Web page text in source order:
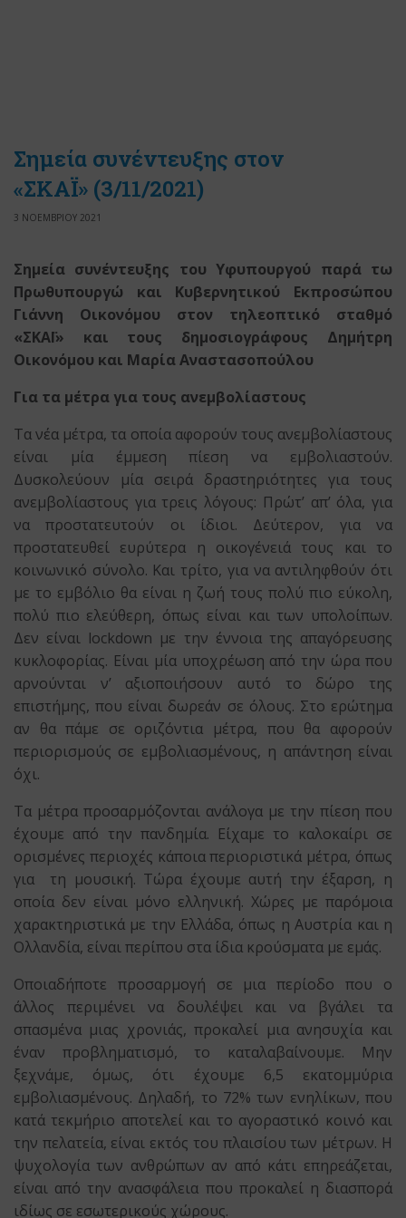
Σημεία συνέντευξης στον
«ΣΚΑΪ» (3/11/2021)
3 ΝΟΕΜΒΡΙΟΥ 2021
Σημεία συνέντευξης του Υφυπουργού παρά τω
Πρωθυπουργώ και Κυβερνητικού Εκπροσώπου
Γιάννη Οικονόμου στον τηλεοπτικό σταθμό
«ΣΚΑΪ» και τους δημοσιογράφους Δημήτρη
Οικονόμου και Μαρία Αναστασοπούλου
Για τα μέτρα για τους ανεμβολίαστους
Τα νέα μέτρα, τα οποία αφορούν τους ανεμβολίαστους
είναι μία έμμεση πίεση να εμβολιαστούν.
Δυσκολεύουν μία σειρά δραστηριότητες για τους
ανεμβολίαστους για τρεις λόγους: Πρώτ’ απ’ όλα, για
να προστατευτούν οι ίδιοι. Δεύτερον, για να
προστατευθεί ευρύτερα η οικογένειά τους και το
κοινωνικό σύνολο. Και τρίτο, για να αντιληφθούν ότι
με το εμβόλιο θα είναι η ζωή τους πολύ πιο εύκολη,
πολύ πιο ελεύθερη, όπως είναι και των υπολοίπων.
Δεν είναι lockdown με την έννοια της απαγόρευσης
κυκλοφορίας. Είναι μία υποχρέωση από την ώρα που
αρνούνται ν’ αξιοποιήσουν αυτό το δώρο της
επιστήμης, που είναι δωρεάν σε όλους. Στο ερώτημα
αν θα πάμε σε οριζόντια μέτρα, που θα αφορούν
περιορισμούς σε εμβολιασμένους, η απάντηση είναι
όχι.
Τα μέτρα προσαρμόζονται ανάλογα με την πίεση που
έχουμε από την πανδημία. Είχαμε το καλοκαίρι σε
ορισμένες περιοχές κάποια περιοριστικά μέτρα, όπως
για τη μουσική. Τώρα έχουμε αυτή την έξαρση, η
οποία δεν είναι μόνο ελληνική. Χώρες με παρόμοια
χαρακτηριστικά με την Ελλάδα, όπως η Αυστρία και η
Ολλανδία, είναι περίπου στα ίδια κρούσματα με εμάς.
Οποιαδήποτε προσαρμογή σε μια περίοδο που ο
άλλος περιμένει να δουλέψει και να βγάλει τα
σπασμένα μιας χρονιάς, προκαλεί μια ανησυχία και
έναν προβληματισμό, το καταλαβαίνουμε. Μην
ξεχνάμε, όμως, ότι έχουμε 6,5 εκατομμύρια
εμβολιασμένους. Δηλαδή, το 72% των ενηλίκων, που
κατά τεκμήριο αποτελεί και το αγοραστικό κοινό και
την πελατεία, είναι εκτός του πλαισίου των μέτρων. Η
ψυχολογία των ανθρώπων αν από κάτι επηρεάζεται,
είναι από την ανασφάλεια που προκαλεί η διασπορά
ιδίως σε εσωτερικούς χώρους.